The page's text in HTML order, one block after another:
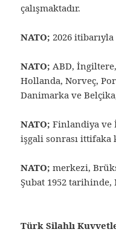
çalışmaktadır.
NATO; 2026
NATO; ABD,
Hollanda, Norveç,
Danimarka ve
NATO; Finlandiya ve
işgali sonrası ittifaka
NATO;merkezi,
Şubat 1952 tarihinde,
Türk Silahlı